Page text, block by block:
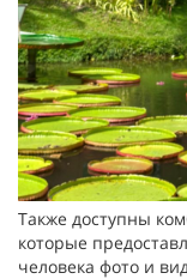
Также доступны
которые
человека фото и